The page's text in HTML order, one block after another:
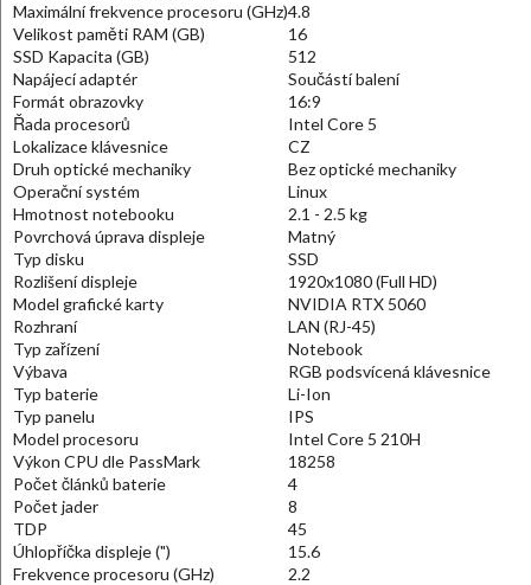
Maximální frekvence procesoru (GHz)4.8
Velikost paměti RAM (GB)
16
SSD Kapacita (GB)
512
Napájecí adaptér
Součástí balení
Formát obrazovky
16:9
Řada procesorů
Intel Core 5
Lokalizace klávesnice
CZ
Druh optické mechaniky
Bez optické mechaniky
Operační systém
Linux
Hmotnost notebooku
2.1 - 2.5 kg
Povrchová úprava displeje
Matný
Typ disku
SSD
Rozlišení displeje
1920x1080 (Full HD)
Model grafické karty
NVIDIA RTX 5060
Rozhraní
LAN (RJ-45)
Typ zařízení
Notebook
Výbava
RGB podsvícená klávesnice
Typ baterie
Li-Ion
Typ panelu
IPS
Model procesoru
Intel Core 5 210H
Výkon CPU dle PassMark
18258
Počet článků baterie
4
Počet jader
8
TDP
45
Úhlopříčka displeje (")
15.6
Frekvence procesoru (GHz)
2.2